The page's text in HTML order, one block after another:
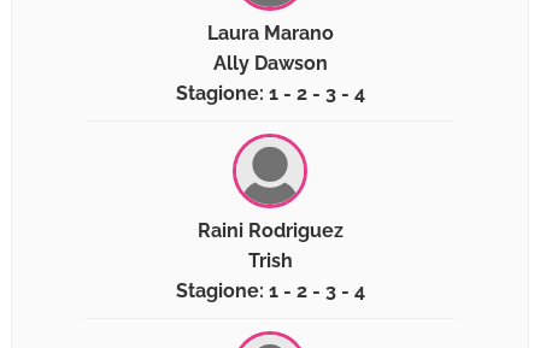
Laura Marano
Ally Dawson
Stagione: 1 - 2 - 3 - 4
Raini Rodriguez
Trish
Stagione: 1 - 2 - 3 - 4